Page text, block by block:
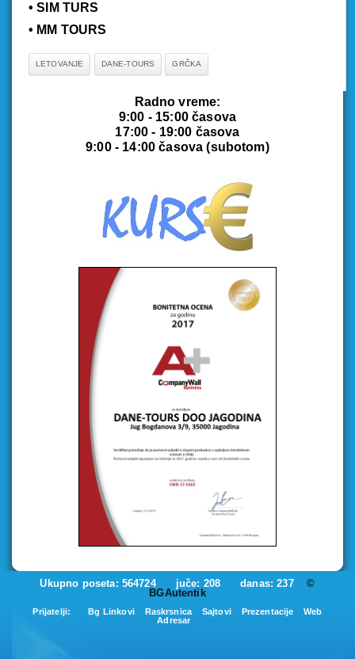
• SIM TURS
• MM TOURS
LETOVANJE DANE-TOURS GRČKA
Radno vreme:
9:00 - 15:00 časova
17:00 - 19:00 časova
9:00 - 14:00 časova (subotom)
Ukupno poseta: 564724 juče: 208 danas: 237©
BGAutentik
Prijatelji:Bg Linkovi Raskrsnica Sajtovi Prezentacije
Web
Adresar